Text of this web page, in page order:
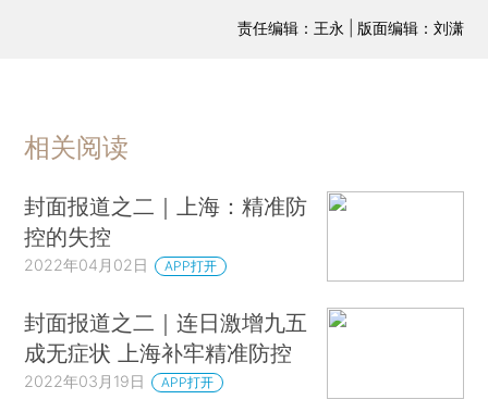
责任编辑：王永 | 版面编辑：刘潇
相关阅读
封面报道之二｜上海：精准防
控的失控
2022年04月02日 APP打开
封面报道之二｜连日激增九五
成无症状 上海补牢精准防控
2022年03月19日 APP打开